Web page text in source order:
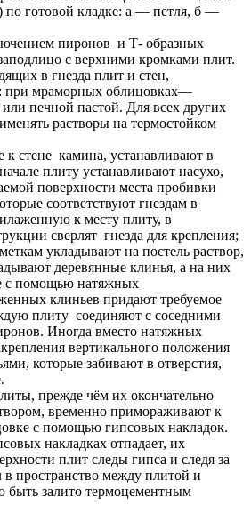
по готовой кладке: а — петля, б —
пиронов и Т- образных
с верхними кромками плит.
в гнезда плит и стен,
при мраморных облицовках—
печной пастой. Для всех других
растворы на термостойком
стене камина, устанавливают в
плиту устанавливают насухо,
поверхности места пробивки
соответствуют гнездам в
к месту плиту, в
сверлят гнезда для крепления;
укладывают на постель раствор,
деревянные клинья, а на них
с помощью натяжных
клиньев придают требуемое
плиту соединяют с соседними
Иногда вместо натяжных
вертикального положения
которые забивают в отверстия,
прежде чём их окончательно
временно примораживают к
с помощью гипсовых накладок.
накладках отпадает, их
плит следы гипса и следя за
пространство между плитой и
быть залито термоцементным